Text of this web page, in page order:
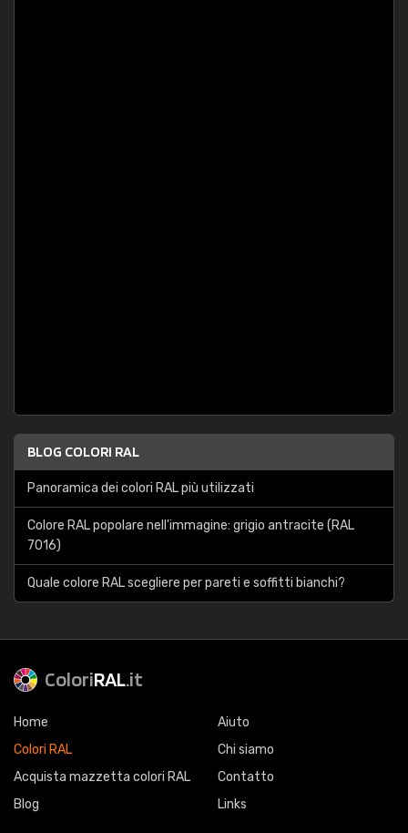
BLOG COLORI RAL
Panoramica dei colori RAL più utilizzati
Colore RAL popolare nell'immagine: grigio antracite (RAL
7016)
Quale colore RAL scegliere per pareti e soffitti bianchi?
ColoriRAL.it
Home
Colori RAL
Acquista mazzetta colori RAL
Blog
Aiuto
Chi siamo
Contatto
Links